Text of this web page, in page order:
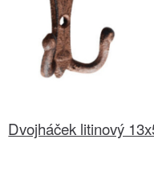
Dvojháček litinový